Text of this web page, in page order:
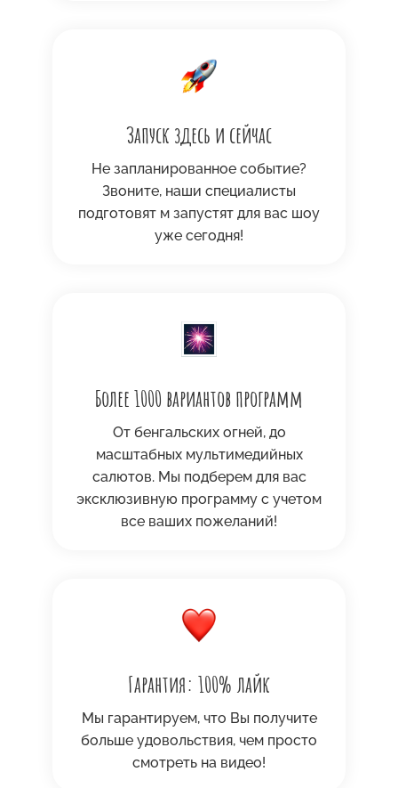
Запуск здесь и сейчас
Не запланированное событие?
Звоните, наши специалисты
подготовят м запустят для вас шоу
уже сегодня!
Более 1000 вариантов программ
От бенгальских огней, до
масштабных мультимедийных
салютов. Мы подберем для вас
эксклюзивную программу с учетом
все ваших пожеланий!
Гарантия: 100% лайк
Мы гарантируем, что Вы получите
больше удовольствия, чем просто
смотреть на видео!